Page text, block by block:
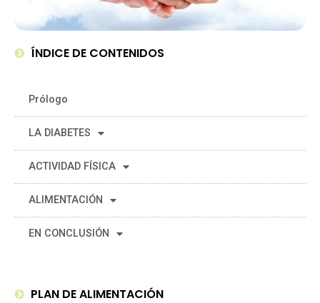
ÍNDICE DE CONTENIDOS
Prólogo
LA DIABETES
ACTIVIDAD FÍSICA
ALIMENTACIÓN
EN CONCLUSIÓN
PLAN DE ALIMENTACIÓN